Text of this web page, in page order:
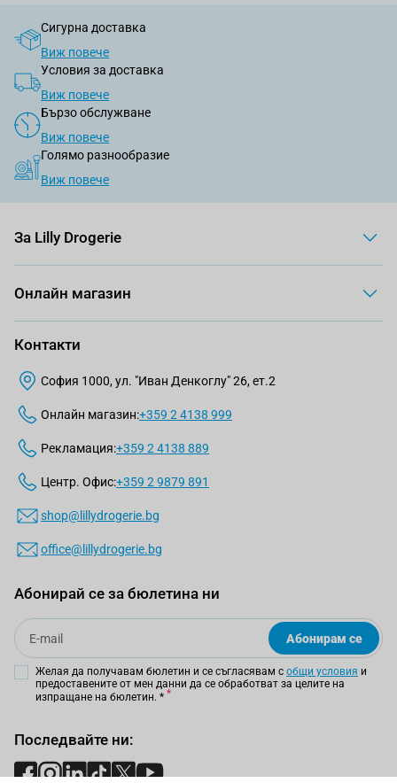
Сигурна доставка
Виж повече
Условия за доставка
Виж повече
Бързо обслужване
Виж повече
Голямо разнообразие
Виж повече
За Lilly Drogerie
Онлайн магазин
Контакти
София 1000, ул. "Иван Денкоглу" 26, ет.2
Онлайн магазин:+359 2 4138 999
Рекламация:+359 2 4138 889
Центр. Офис:+359 2 9879 891
shop@lillydrogerie.bg
office@lillydrogerie.bg
Абонирай се за бюлетина ни
Email
Абонирам се
Желая да получавам бюлетин и се съгласявам с общи условия и
предоставените от мен данни да се обработват за целите на
изпращане на бюлетин. *
Последвайте ни: